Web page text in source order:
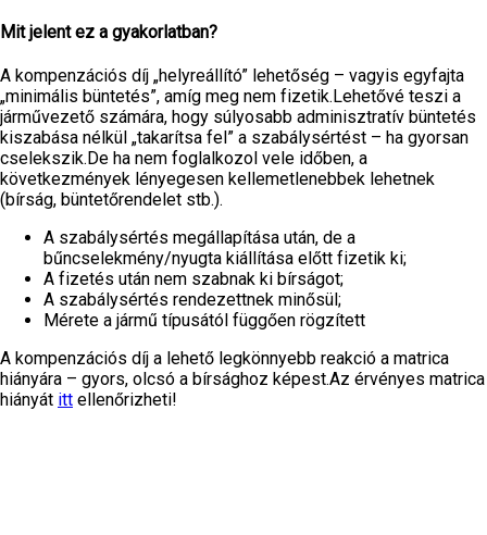
Mit jelent ez a gyakorlatban?
A kompenzációs díj „helyreállító” lehetőség – vagyis egyfajta
„minimális büntetés”, amíg meg nem fizetik.Lehetővé teszi a
járművezető számára, hogy súlyosabb adminisztratív büntetés
kiszabása nélkül „takarítsa fel” a szabálysértést – ha gyorsan
cselekszik.De ha nem foglalkozol vele időben, a
következmények lényegesen kellemetlenebbek lehetnek
(bírság, büntetőrendelet stb.).
A szabálysértés megállapítása után, de a
bűncselekmény/nyugta kiállítása előtt fizetik ki;
A fizetés után nem szabnak ki bírságot;
A szabálysértés rendezettnek minősül;
Mérete a jármű típusától függően rögzített
A kompenzációs díj a lehető legkönnyebb reakció a matrica
hiányára – gyors, olcsó a bírsághoz képest.Az érvényes matrica
hiányát itt ellenőrizheti!